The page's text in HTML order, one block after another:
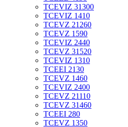
TCEVIZ 31300
TCEVIZ 1410
TCEVZ 21260
TCEVZ 1590
TCEVIZ 2440
TCEVZ 31520
TCEVIZ 1310
TCEEI 2130
TCEVZ 1460
TCEVIZ 2400
TCEVZ 21110
TCEVZ 31460
TCEEI 280
TCEVZ 1350